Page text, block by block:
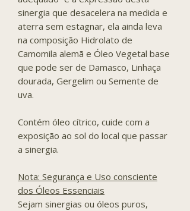
sinergia que desacelera na medida e
aterra sem estagnar, ela ainda leva
na composição Hidrolato de
Camomila alemã e Óleo Vegetal base
que pode ser de Damasco, Linhaça
dourada, Gergelim ou Semente de
uva.
Contém óleo cítrico, cuide com a
exposição ao sol do local que passar
a sinergia.
Nota: Segurança e Uso consciente
dos Óleos Essenciais
Sejam sinergias ou óleos puros,